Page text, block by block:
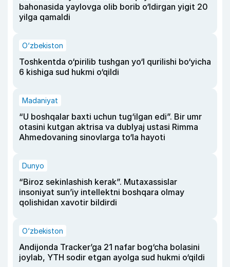
bahonasida yaylovga olib borib o‘ldirgan yigit 20
yilga qamaldi
O‘zbekiston
Toshkentda o‘pirilib tushgan yo‘l qurilishi bo‘yicha
6 kishiga sud hukmi o‘qildi
Madaniyat
“U boshqalar baxti uchun tug‘ilgan edi”. Bir umr
otasini kutgan aktrisa va dublyaj ustasi Rimma
Ahmedovaning sinovlarga to‘la hayoti
Dunyo
“Biroz sekinlashish kerak”. Mutaxassislar
insoniyat sun’iy intellektni boshqara olmay
qolishidan xavotir bildirdi
O‘zbekiston
Andijonda Tracker’ga 21 nafar bog‘cha bolasini
joylab, YTH sodir etgan ayolga sud hukmi o‘qildi